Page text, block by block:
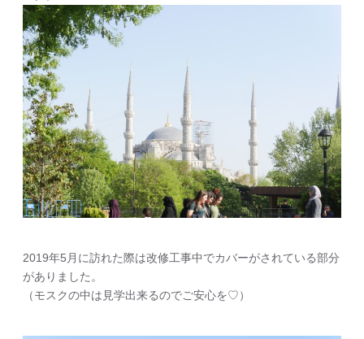
2019年5月に訪れた際は改修工事中でカバーがされている部分
がありました。
（モスクの中は見学出来るのでご安心を♡）